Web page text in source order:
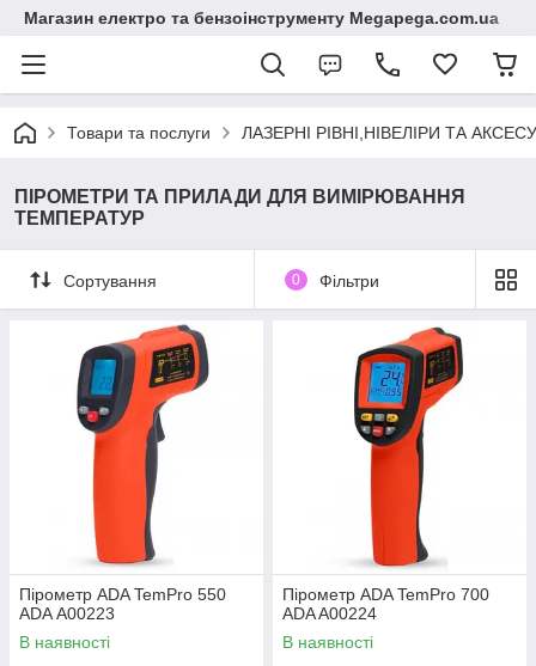
Магазин електро та бензоінструменту Megapega.com.ua
Товари та послуги ЛАЗЕРНІ РІВНІ,НІВЕЛІРИ ТА
ПІРОМЕТРИ ТА ПРИЛАДИ ДЛЯ ВИМІРЮВАННЯ
ТЕМПЕРАТУР
Сортування 0 Фільтри
Пірометр ADA TemPro 550
ADA А00223
В наявності
Пірометр ADA TemPro 700
ADA A00224
В наявності